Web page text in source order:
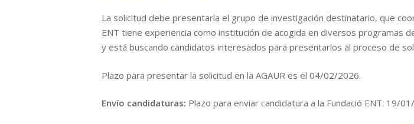
La solicitud debe presentarla el grupo de investigación destinatario, que
ENT tiene experiencia como institución de acogida en diversos programas
y está buscando candidatos interesados ​​para presentarlos al proceso de
Plazo para presentar la solicitud en la AGAUR es el 04/02/2026.
Envío candidaturas: Plazo para enviar candidatura a la Fundació ENT: 19/